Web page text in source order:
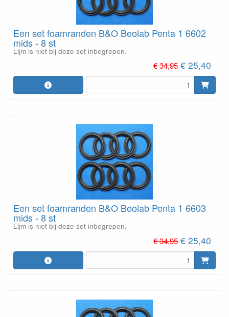
Een set foamranden B&O Beolab Penta 1 6602
mids - 8 st
Lijm is niet bij deze set inbegrepen.
€ 34,95 € 25,40
Een set foamranden B&O Beolab Penta 1 6603
mids - 8 st
Lijm is niet bij deze set inbegrepen.
€ 34,95 € 25,40